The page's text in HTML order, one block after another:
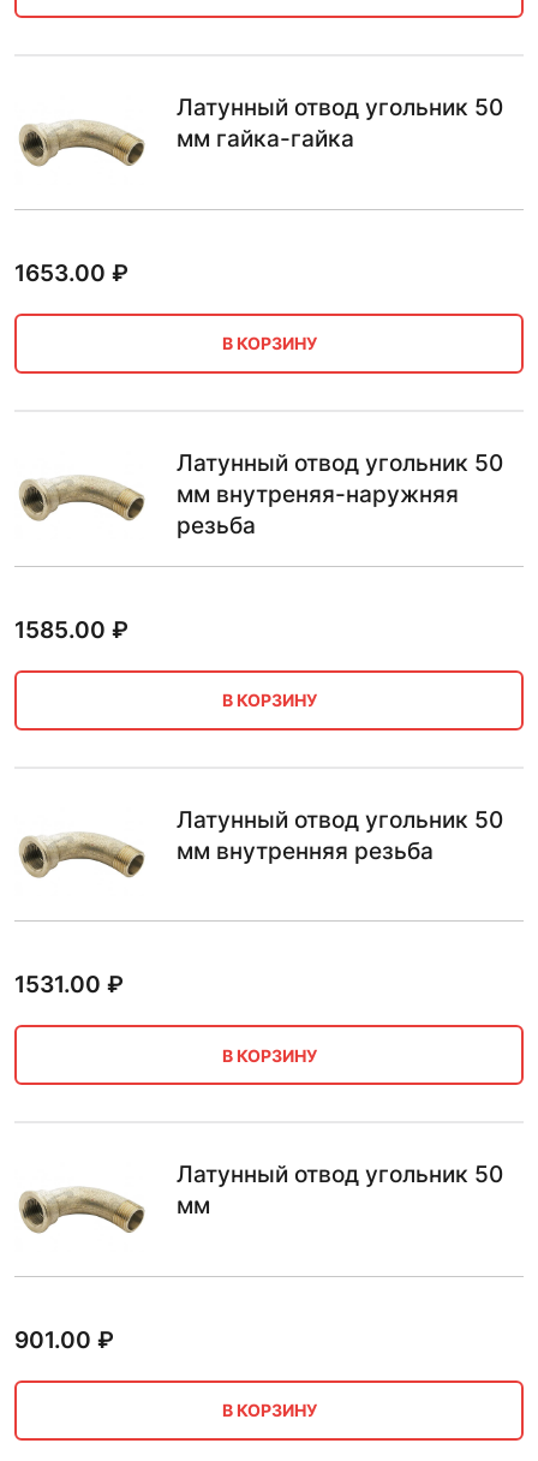
Латунный отвод угольник 50
мм гайка-гайка
1653.00 ₽
В КОРЗИНУ
Латунный отвод угольник 50
мм внутреняя-наружняя
резьба
1585.00 ₽
В КОРЗИНУ
Латунный отвод угольник 50
мм внутренняя резьба
1531.00 ₽
В КОРЗИНУ
Латунный отвод угольник 50
мм
901.00 ₽
В КОРЗИНУ